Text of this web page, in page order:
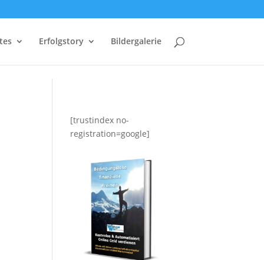
Erfolgstory Bildergalerie
[trustindex no-
registration=google]